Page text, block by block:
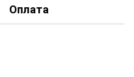
Оплата